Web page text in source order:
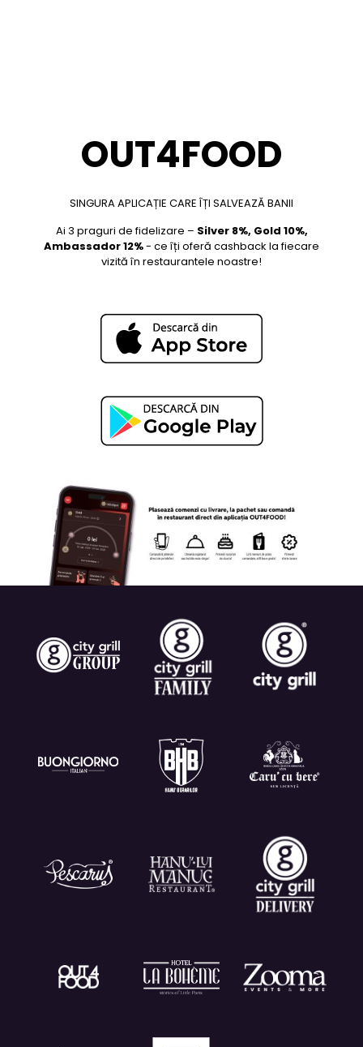
OUT4FOOD
SINGURA APLICAȚIE CARE ÎȚI SALVEAZĂ BANII
Ai 3 praguri de fidelizare – Silver 8%, Gold 10%,
Ambassador 12%- ce îți oferă cashback la fiecare
vizită în restaurantele noastre!